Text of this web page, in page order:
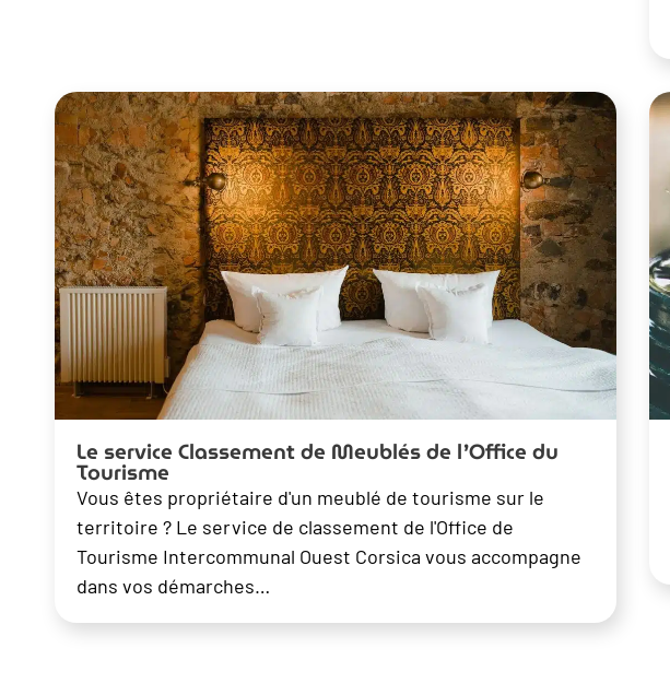
Le service Classement de Meublés de l’Office du
Tourisme
Vous êtes propriétaire d'un meublé de tourisme sur le
territoire ? Le service de classement de l'Office de
Tourisme Intercommunal Ouest Corsica vous accompagne
dans vos démarches…